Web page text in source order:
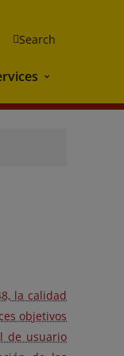
Search
Services
la calidad
objetivos
de usuario